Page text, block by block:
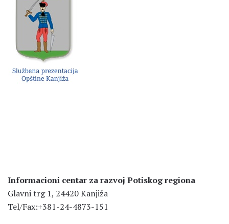
Informacioni centar za razvoj Potiskog regiona
Glavni trg 1, 24420 Kanjiža
Tel/Fax:+381-24-4873-151